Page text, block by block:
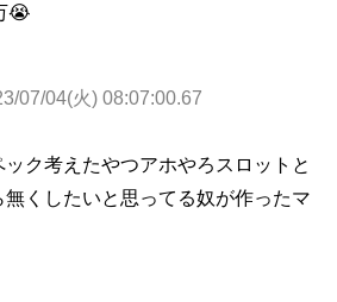
😭
07/04(火) 08:07:00.67
ク考えたやつアホやろスロットと
くしたいと思ってる奴が作ったマ